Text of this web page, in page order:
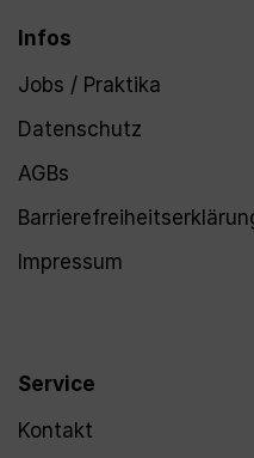
Infos
Jobs / Praktika
Datenschutz
AGBs
Impressum
Service
Kontakt